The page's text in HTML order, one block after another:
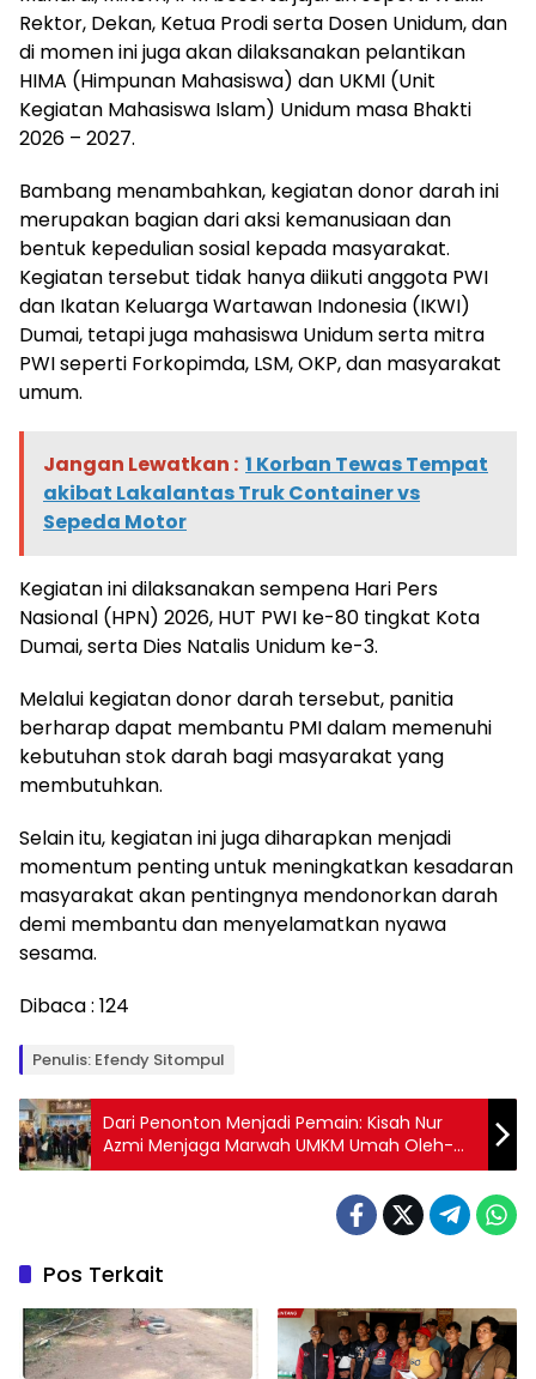
Rektor, Dekan, Ketua Prodi serta Dosen Unidum, dan
di momen ini juga akan dilaksanakan pelantikan
HIMA (Himpunan Mahasiswa) dan UKMI (Unit
Kegiatan Mahasiswa Islam) Unidum masa Bhakti
2026 – 2027.
Bambang menambahkan, kegiatan donor darah ini
merupakan bagian dari aksi kemanusiaan dan
bentuk kepedulian sosial kepada masyarakat.
Kegiatan tersebut tidak hanya diikuti anggota PWI
dan Ikatan Keluarga Wartawan Indonesia (IKWI)
Dumai, tetapi juga mahasiswa Unidum serta mitra
PWI seperti Forkopimda, LSM, OKP, dan masyarakat
umum.
Jangan Lewatkan : 1 Korban Tewas Tempat
akibat Lakalantas Truk Container vs
Sepeda Motor
Kegiatan ini dilaksanakan sempena Hari Pers
Nasional (HPN) 2026, HUT PWI ke-80 tingkat Kota
Dumai, serta Dies Natalis Unidum ke-3.
Melalui kegiatan donor darah tersebut, panitia
berharap dapat membantu PMI dalam memenuhi
kebutuhan stok darah bagi masyarakat yang
membutuhkan.
Selain itu, kegiatan ini juga diharapkan menjadi
momentum penting untuk meningkatkan kesadaran
masyarakat akan pentingnya mendonorkan darah
demi membantu dan menyelamatkan nyawa
sesama.
Dibaca : 124
Penulis: Efendy Sitompul
Dari Penonton Menjadi Pemain: Kisah Nur
Azmi Menjaga Marwah UMKM Umah Oleh-
Oleh Rokan Hilir
Pos Terkait